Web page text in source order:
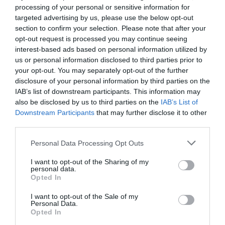
processing of your personal or sensitive information for
targeted advertising by us, please use the below opt-out
section to confirm your selection. Please note that after your
opt-out request is processed you may continue seeing
interest-based ads based on personal information utilized by
us or personal information disclosed to third parties prior to
your opt-out. You may separately opt-out of the further
disclosure of your personal information by third parties on the
IAB’s list of downstream participants. This information may
also be disclosed by us to third parties on the IAB’s List of
Downstream Participants that may further disclose it to other
Personal Data Processing Opt Outs
I want to opt-out of the Sharing of my
personal data.
Opted In
I want to opt-out of the Sale of my
Personal Data.
Opted In
tiempo parcial está menos comprometido
es verdad. Tenemos que cambiar esta
percepción", reivindica.
Para hablar de atractivitat, Nuria Chinchilla hace
referencia a la estructura real, la competencia
distintiva y los estilos de dirección. "Parece que la
familia ha pasado de moda, pero el 40% todavía
dicen que es la primera prioridad. Si tenemos
que innovar en la gestión de las personas, lo
tenemos que tener en cuenta", advierte. La
"cambio de paradigma entre el presentisme y una
dirección por objetivos. Pero si queremos
flexibilidad tenemos que tener criterio y saber
cuando es una urgencia y cuando no".